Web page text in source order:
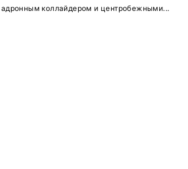
коллайдером и центробежными...